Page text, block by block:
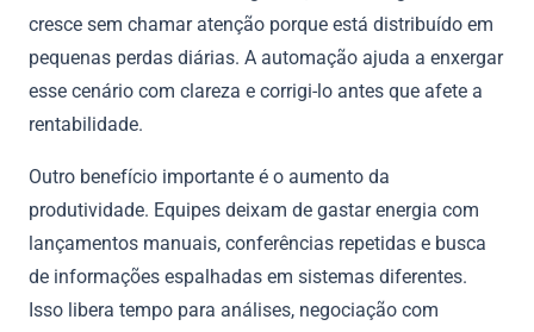
cresce sem chamar atenção porque está distribuído em
pequenas perdas diárias. A automação ajuda a enxergar
esse cenário com clareza e corrigi-lo antes que afete a
rentabilidade.
Outro benefício importante é o aumento da
produtividade. Equipes deixam de gastar energia com
lançamentos manuais, conferências repetidas e busca
de informações espalhadas em sistemas diferentes.
Isso libera tempo para análises, negociação com